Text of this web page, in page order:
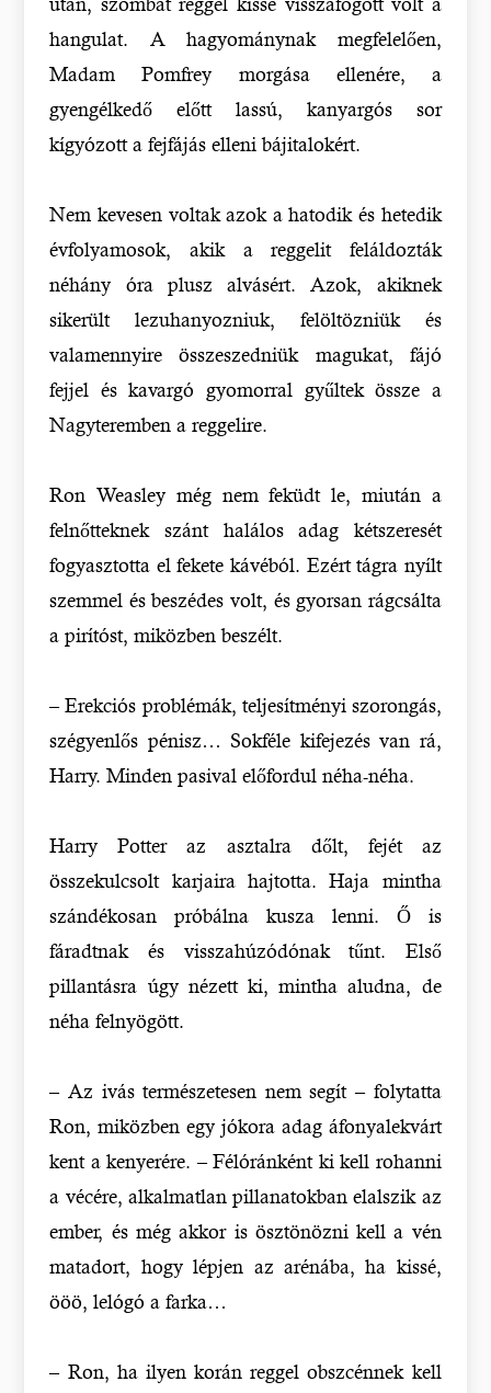
hangulat. A hagyománynak megfelelően,
Madam Pomfrey morgása ellenére, a
gyengélkedő előtt lassú, kanyargós sor
kígyózott a fejfájás elleni bájitalokért.
Nem kevesen voltak azok a hatodik és hetedik
évfolyamosok, akik a reggelit feláldozták
néhány óra plusz alvásért. Azok, akiknek
sikerült lezuhanyozniuk, felöltözniük és
valamennyire összeszedniük magukat, fájó
fejjel és kavargó gyomorral gyűltek össze a
Nagyteremben a reggelire.
Ron Weasley még nem feküdt le, miután a
felnőtteknek szánt halálos adag kétszeresét
fogyasztotta el fekete kávéból. Ezért tágra nyílt
szemmel és beszédes volt, és gyorsan rágcsálta
a pirítóst, miközben beszélt.
– Erekciós problémák, teljesítményi szorongás,
szégyenlős pénisz… Sokféle kifejezés van rá,
Harry. Minden pasival előfordul néha-néha.
Harry Potter az asztalra dőlt, fejét az
összekulcsolt karjaira hajtotta. Haja mintha
szándékosan próbálna kusza lenni. Ő is
fáradtnak és visszahúzódónak tűnt. Első
pillantásra úgy nézett ki, mintha aludna, de
néha felnyögött.
– Az ivás természetesen nem segít – folytatta
Ron, miközben egy jókora adag áfonyalekvárt
kent a kenyerére. – Félóránként ki kell rohanni
a vécére, alkalmatlan pillanatokban elalszik az
ember, és még akkor is ösztönözni kell a vén
matadort, hogy lépjen az arénába, ha kissé,
ööö, lelógó a farka…
– Ron, ha ilyen korán reggel obszcénnek kell